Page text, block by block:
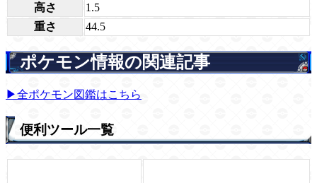
高さ
1.5
重さ
44.5
ポケモン情報の関連記事
▶全ポケモン図鑑はこちら
便利ツール一覧